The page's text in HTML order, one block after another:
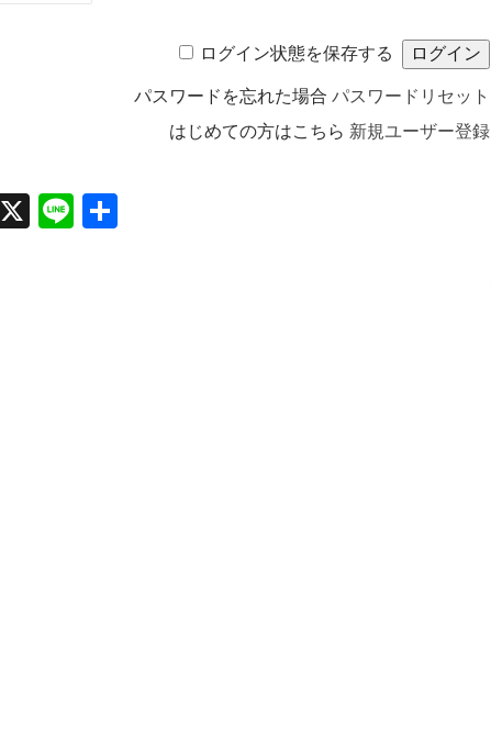
ログイン状態を保存する
パスワードを忘れた場合 パスワードリセット
はじめての方はこちら 新規ユーザー登録
Facebook
X Line